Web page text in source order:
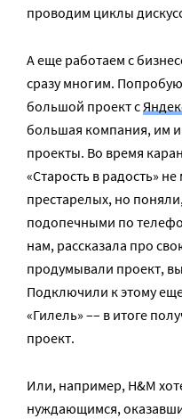
проводим циклы
А еще работаем с
сразу многим.
большой проект с
большая компания, им
проекты. Во время
«Старость в радость»
престарелых, но
подопечными по
нам, рассказала про
продумывали проект,
Подключили к этому
«Гилель» –– в итоге
проект.
Или, например, H&M
нуждающимся,